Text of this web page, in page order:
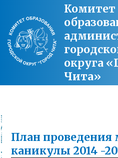
Комитет
округа
Чита»
План проведения
каникулы 2014 -